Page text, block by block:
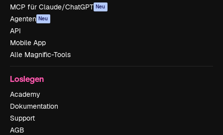
MCP für Claude/ChatGPT Neu
Agenten Neu
API
Mobile App
Alle Magnific-Tools
Loslegen
Academy
Dokumentation
Support
AGB